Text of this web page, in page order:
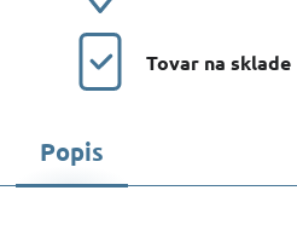
Tovar na sklade
Popis